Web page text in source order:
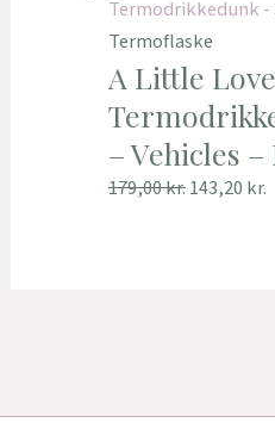
Termoflaske
A Little
– Vehicles –
179,00kr.143,20 kr.